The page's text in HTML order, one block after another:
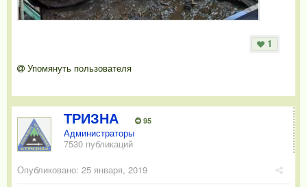
1
Упомянуть пользователя
ТРИЗНА 95
Администраторы
7530 публикаций
Опубликовано: 25 января, 2019